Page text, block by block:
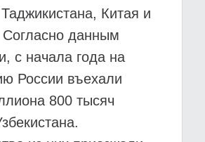
Китая и
Согласно данным
с начала года на
России въехали
800 тысяч